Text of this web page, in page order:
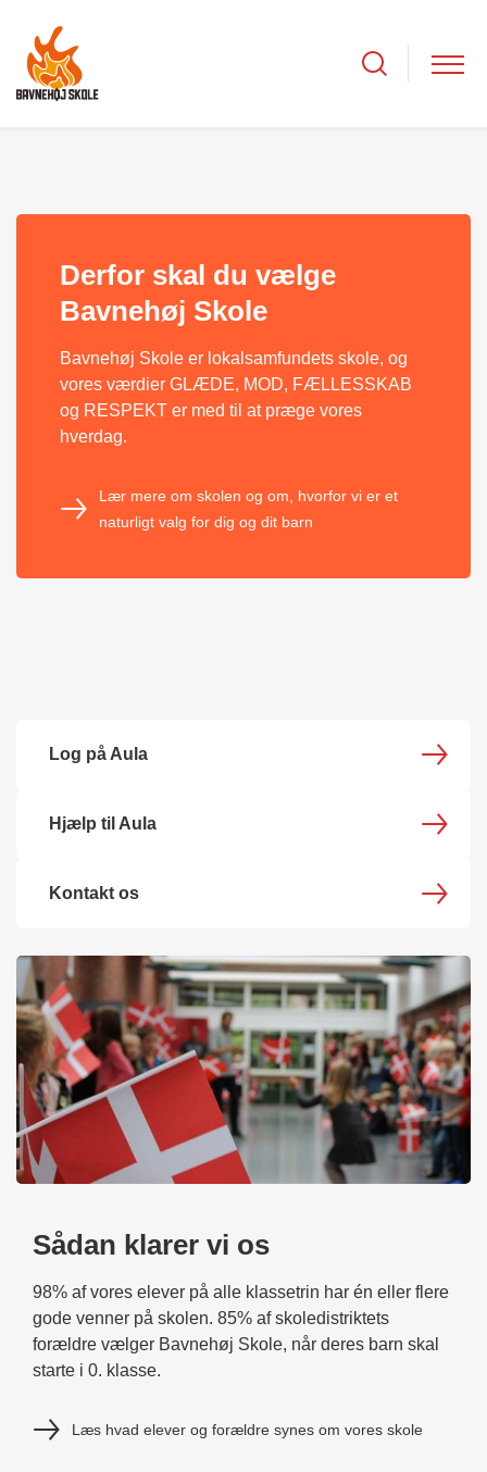
Derfor skal du vælge
Bavnehøj Skole
Bavnehøj Skole er lokalsamfundets skole, og
vores værdier GLÆDE, MOD, FÆLLESSKAB
og RESPEKT er med til at præge vores
hverdag.
Lær mere om skolen og om, hvorfor vi er et
naturligt valg for dig og dit barn
Log på Aula
Hjælp til Aula
Kontakt os
Sådan klarer vi os
98% af vores elever på alle klassetrin har én eller flere
gode venner på skolen. 85% af skoledistriktets
forældre vælger Bavnehøj Skole, når deres barn skal
starte i 0. klasse.
Læs hvad elever og forældre synes om vores skole